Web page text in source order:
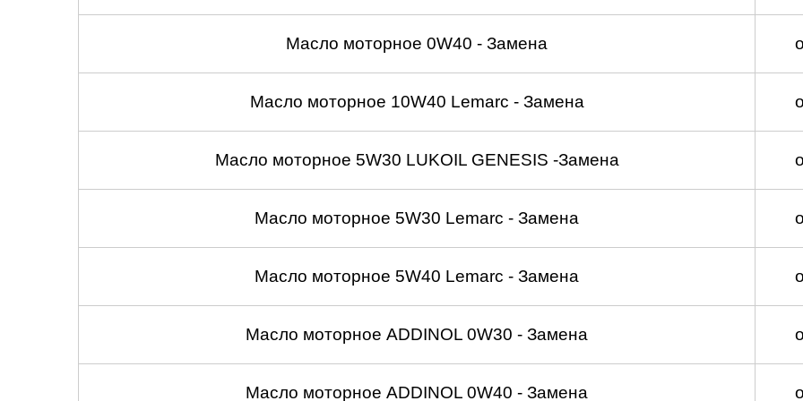
Масло моторное 0W40 - Замена
Масло моторное 10W40 Lemarc - Замена
Масло моторное 5W30 LUKOIL GENESIS -Замена
Масло моторное 5W30 Lemarc - Замена
Масло моторное 5W40 Lemarc - Замена
Масло моторное ADDINOL 0W30 - Замена
Масло моторное ADDINOL 0W40 - Замена